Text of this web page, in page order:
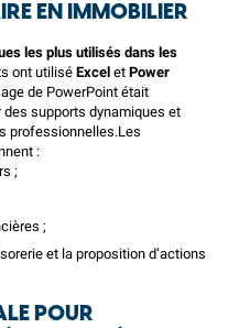
EN IMMOBILIER
les plus utilisés dans les
ont utilisé Excel et Power
de PowerPoint était
supports dynamiques et
professionnelles.Les
:
;
;
et la proposition d’actions
POUR